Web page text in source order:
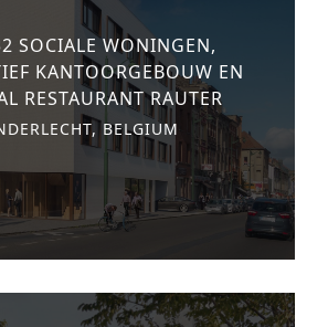
SOCIALE WONINGEN,
KANTOORGEBOUW EN
RESTAURANT RAUTER
BELGIUM